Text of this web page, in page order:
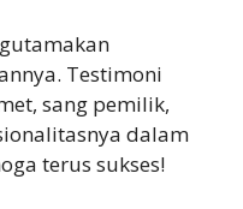
Testimoni
sang pemilik,
dalam
terus sukses!